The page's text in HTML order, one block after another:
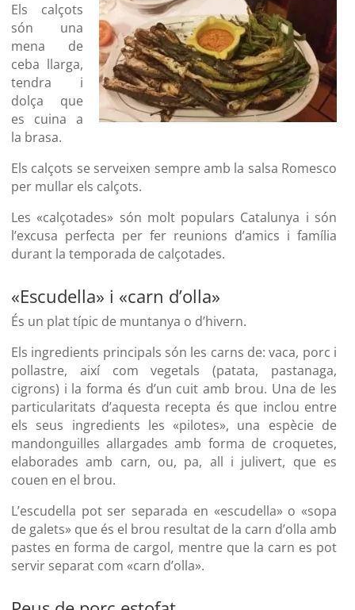
Els calçots
són una
mena de
ceba llarga,
tendra i
dolça que
es cuina a
la brasa.
Els calçots se serveixen sempre amb la salsa Romesco
per mullar els calçots.
Les «calçotades» són molt populars Catalunya i són
l’excusa perfecta per fer reunions d’amics i família
durant la temporada de calçotades.
«Escudella» i «carn d’olla»
És un plat típic de muntanya o d’hivern.
Els ingredients principals són les carns de: vaca, porc i
pollastre, així com vegetals (patata, pastanaga,
cigrons) i la forma és d’un cuit amb brou. Una de les
particularitats d’aquesta recepta és que inclou entre
els seus ingredients les «pilotes», una espècie de
mandonguilles allargades amb forma de croquetes,
elaborades amb carn, ou, pa, all i julivert, que es
couen en el brou.
L’escudella pot ser separada en «escudella» o «sopa
de galets» que és el brou resultat de la carn d’olla amb
pastes en forma de cargol, mentre que la carn es pot
servir separat com «carn d’olla».